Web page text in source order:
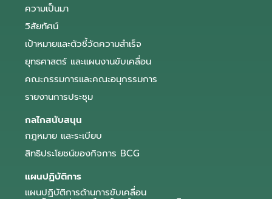
ความเป็นมา
วิสัยทัศน์
เป้าหมายและตัวชี้วัดความสำเร็จ
ยุทธศาสตร์ และแผนงานขับเคลื่อน
คณะกรรมการและคณะอนุกรรมการ
รายงานการประชุม
กลไกสนับสนุน
กฎหมาย และระเบียบ
สิทธิประโยชน์ของกิจการ BCG
แผนปฏิบัติการ
แผนปฏิบัติการด้านการขับเคลื่อน